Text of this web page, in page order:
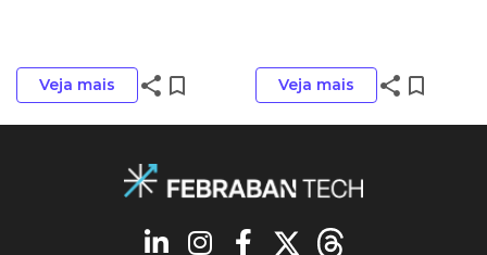
Veja mais share bookmark_border Veja mais share bookmark_border